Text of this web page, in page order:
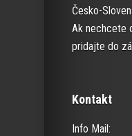
Česko-
Ak nechcete
pridajte do
Kontakt
Info Mail: